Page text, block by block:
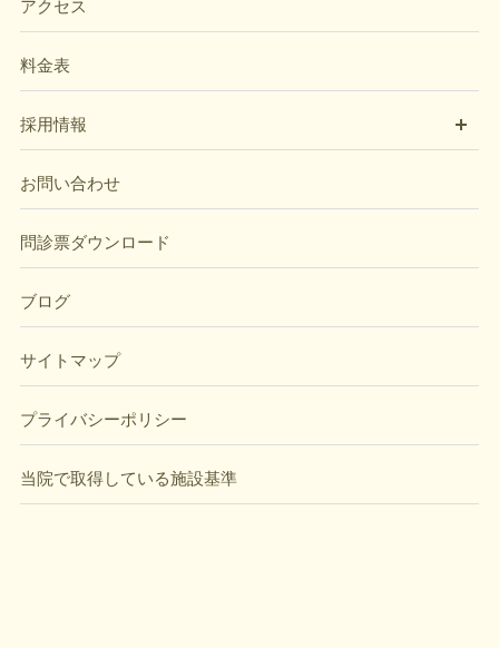
アクセス
料金表
採用情報
お問い合わせ
問診票ダウンロード
ブログ
サイトマップ
プライバシーポリシー
当院で取得している施設基準